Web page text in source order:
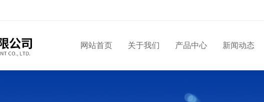
网站首页 关于我们 产品中心 新闻动态